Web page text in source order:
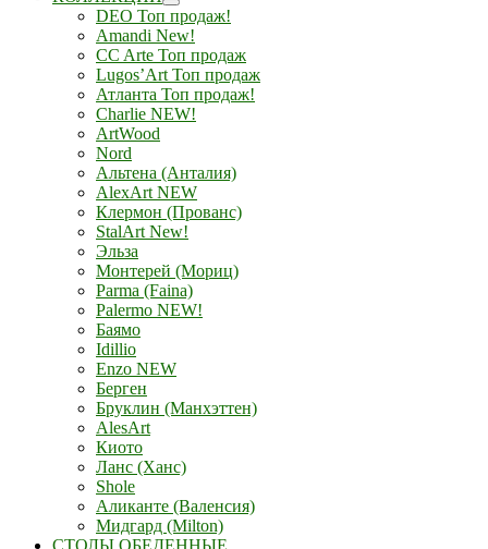
DEO Топ продаж!
Amandi New!
CC Arte Топ продаж
Lugos’Art Топ продаж
Атланта Топ продаж!
Charlie NEW!
ArtWood
Nord
Альтена (Анталия)
AlexArt NEW
Клермон (Прованс)
StalArt New!
Эльза
Монтерей (Мориц)
Parma (Faina)
Palermo NEW!
Баямо
Idillio
Enzo NEW
Берген
Бруклин (Манхэттен)
AlesArt
Киото
Ланс (Ханс)
Shole
Аликанте (Валенсия)
Мидгард (Milton)
СТОЛЫ ОБЕДЕННЫЕ